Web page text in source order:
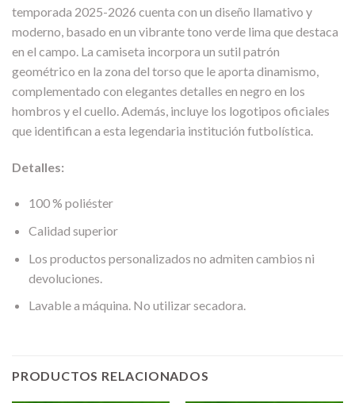
temporada 2025-2026 cuenta con un diseño llamativo y
moderno, basado en un vibrante tono verde lima que destaca
en el campo. La camiseta incorpora un sutil patrón
geométrico en la zona del torso que le aporta dinamismo,
complementado con elegantes detalles en negro en los
hombros y el cuello. Además, incluye los logotipos oficiales
que identifican a esta legendaria institución futbolística.
Detalles:
100 % poliéster
Calidad superior
Los productos personalizados no admiten cambios ni
devoluciones.
Lavable a máquina. No utilizar secadora.
PRODUCTOS RELACIONADOS